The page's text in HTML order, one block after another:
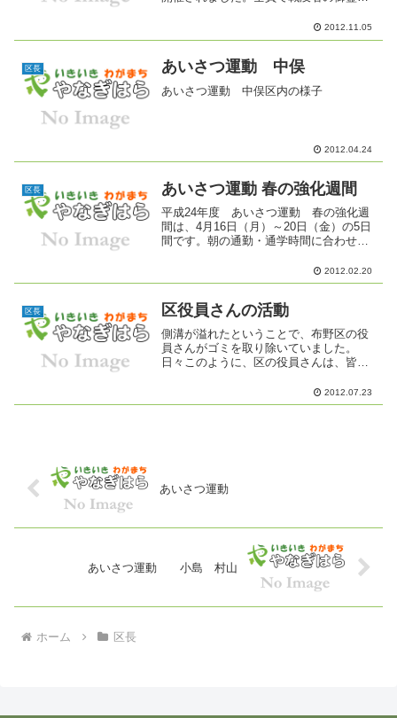
ばを頂き、参列者全員で献花して無事に
終了しました。
2012.11.05
区長 あいさつ運動 中俣
あいさつ運動 中俣区内の様子
2012.04.24
区長 あいさつ運動 春の強化週間
平成24年度 あいさつ運動 春の強化週
間は、4月16日（月）～20日（金）の5日
間です。朝の通勤・通学時間に合わせて
体で行います。気持ちのいいあいさつが
聞かれることでしょう。
2012.02.20
区長 区役員さんの活動
側溝が溢れたということで、布野区の役
員さんがゴミを取り除いていました。
日々このように、区の役員さんは、皆さ
草などがたくさん流れてきたこともあり
ますが・・・・・ビニール袋やペットボ
2012.07.23
あいさつ運動
あいさつ運動 小島 村山
ホーム 区長